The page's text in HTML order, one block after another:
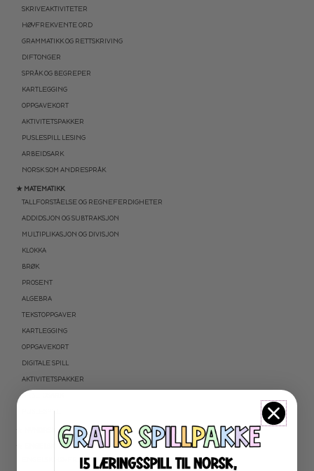
SKRIVEAKTIVITETER
HØYFREKVENTE ORD
GRAMMATIKK OG RETTSKRIVING
DIFTONGER
SPRÅK OG BEGREPER
KARTLEGGING
OPPGAVEKORT
AKTIVITETSPAKKER
PUSLESPILL LESING
ARBEIDSARK
NORSK SOM ANDRESPRÅK
★ MATEMATIKK
TALLFORSTÅELSE OG REGNEFERDIGHETER
ADDIDSJON OG SUBTRAKSJON
MULTIPLIKASJON OG DIVISJON
KLOKKA
BRØK
PROSENT
ALGEBRA
TEKSTOPPGAVER
KARTLEGGING
OPPGAVEKORT
DIGITALE SPILL
AKTIVITETSPAKKER
ARBEIDSARK
PUSLESPILL
ENGELSK HØYFREKVENTE ORD